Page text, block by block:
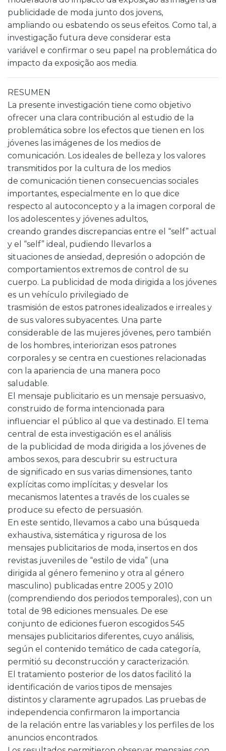
publicidade de moda junto dos jovens,
ampliando ou esbatendo os seus efeitos. Como tal, a
investigação futura deve considerar esta
variável e confirmar o seu papel na problemática do
impacto da exposição aos media.
RESUMEN
La presente investigación tiene como objetivo
ofrecer una clara contribución al estudio de la
problemática sobre los efectos que tienen en los
jóvenes las imágenes de los medios de
comunicación. Los ideales de belleza y los valores
transmitidos por la cultura de los medios
de comunicación tienen consecuencias sociales
importantes, especialmente en lo que dice
respecto al autoconcepto y a la imagen corporal de
los adolescentes y jóvenes adultos,
creando grandes discrepancias entre el “self” actual
y el “self” ideal, pudiendo llevarlos a
situaciones de ansiedad, depresión o adopción de
comportamientos extremos de control de su
cuerpo. La publicidad de moda dirigida a los jóvenes
es un vehículo privilegiado de
trasmisión de estos patrones idealizados e irreales y
de sus valores subyacentes. Una parte
considerable de las mujeres jóvenes, pero también
de los hombres, interiorizan esos patrones
corporales y se centra en cuestiones relacionadas
con la apariencia de una manera poco
saludable.
El mensaje publicitario es un mensaje persuasivo,
construido de forma intencionada para
influenciar el público al que va destinado. El tema
central de esta investigación es el análisis
de la publicidad de moda dirigida a los jóvenes de
ambos sexos, para descubrir su estructura
de significado en sus varias dimensiones, tanto
explícitas como implícitas; y desvelar los
mecanismos latentes a través de los cuales se
produce su efecto de persuasión.
En este sentido, llevamos a cabo una búsqueda
exhaustiva, sistemática y rigurosa de los
mensajes publicitarios de moda, insertos en dos
revistas juveniles de “estilo de vida” (una
dirigida al género femenino y otra al género
masculino) publicadas entre 2005 y 2010
(comprendiendo dos periodos temporales), con un
total de 98 ediciones mensuales. De ese
conjunto de ediciones fueron escogidos 545
mensajes publicitarios diferentes, cuyo análisis,
según el contenido temático de cada categoría,
permitió su deconstrucción y caracterización.
El tratamiento posterior de los datos facilitó la
identificación de varios tipos de mensajes
distintos y claramente agrupados. Las pruebas de
independencia confirmaron la importancia
de la relación entre las variables y los perfiles de los
anuncios encontrados.